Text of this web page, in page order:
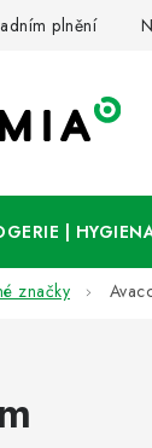
plnění
|
značky